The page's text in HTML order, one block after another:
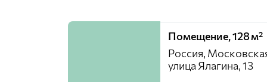
Помещение, 128 м²
Россия,
улица Ялагина, 13